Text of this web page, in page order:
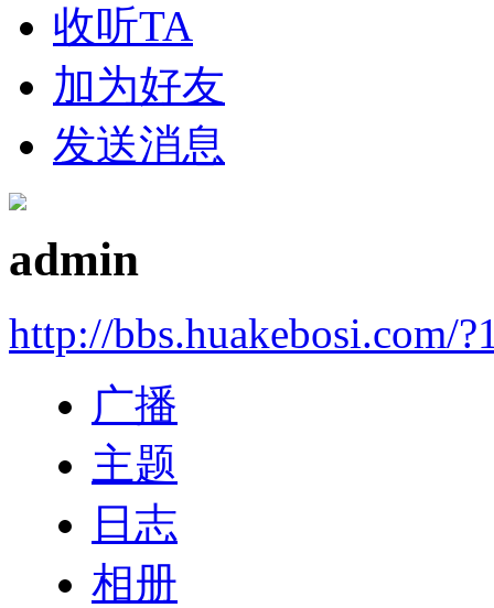
收听TA
加为好友
发送消息
admin
http://bbs.huakebosi.com/
广播
主题
日志
相册